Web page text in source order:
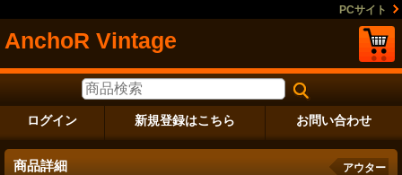
PCサイト
AnchoR Vintage
ログイン 新規登録はこちら お問い合わせ
商品詳細 アウター